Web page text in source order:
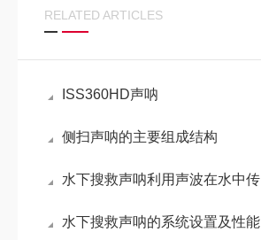
RELATED ARTICLES
ISS360HD声呐
侧扫声呐的主要组成结构
水下搜救声呐利用声波在水中传播的特性进行工作
水下搜救声呐的系统设置及性能特点